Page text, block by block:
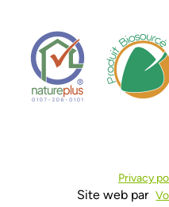
Privacy
Site web par